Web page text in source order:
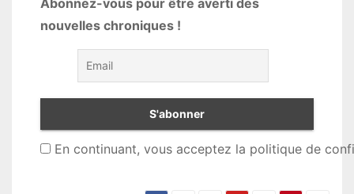
Abonnez-vous pour être averti des
nouvelles chroniques !
En continuant, vous acceptez la politique de